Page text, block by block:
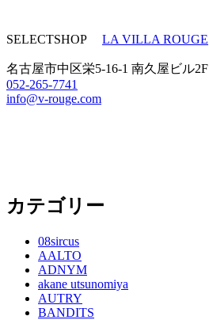
SELECTSHOP LA VILLA ROUGE
名古屋市中区栄5-16-1 南久屋ビル2F
052-265-7741
info@v-rouge.com
カテゴリー
08sircus
AALTO
ADNYM
akane utsunomiya
AUTRY
BANDITS